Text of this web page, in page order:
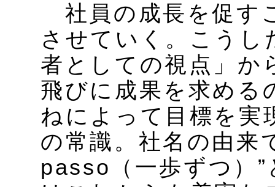
社員の成長を促す
させていく。こうし
者としての視点」か
飛びに成果を求める
ねによって目標を実
の常識。社名の由来
passo（一歩ずつ）